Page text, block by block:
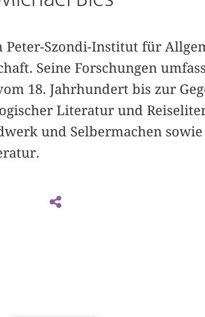
Peter-Szondi-Institut für
Seine Forschungen
18. Jahrhundert bis zur
Literatur und
und Selbermachen sowie